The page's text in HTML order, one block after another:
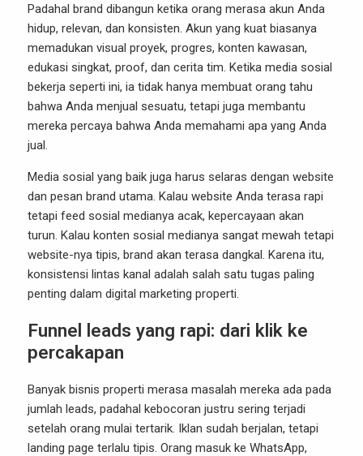
Padahal brand dibangun ketika orang merasa akun Anda
hidup, relevan, dan konsisten. Akun yang kuat biasanya
memadukan visual proyek, progres, konten kawasan,
edukasi singkat, proof, dan cerita tim. Ketika media sosial
bekerja seperti ini, ia tidak hanya membuat orang tahu
bahwa Anda menjual sesuatu, tetapi juga membantu
mereka percaya bahwa Anda memahami apa yang Anda
jual.
Media sosial yang baik juga harus selaras dengan website
dan pesan brand utama. Kalau website Anda terasa rapi
tetapi feed sosial medianya acak, kepercayaan akan
turun. Kalau konten sosial medianya sangat mewah tetapi
website-nya tipis, brand akan terasa dangkal. Karena itu,
konsistensi lintas kanal adalah salah satu tugas paling
penting dalam digital marketing properti.
Funnel leads yang rapi: dari klik ke
percakapan
Banyak bisnis properti merasa masalah mereka ada pada
jumlah leads, padahal kebocoran justru sering terjadi
setelah orang mulai tertarik. Iklan sudah berjalan, tetapi
landing page terlalu tipis. Orang masuk ke WhatsApp,